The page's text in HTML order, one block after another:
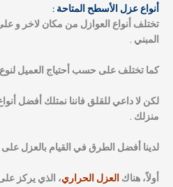
أنواع عزل الأسطح المتاحة :
تختلف أنواع العوازل من مكان لاخر و
المبني .
كما تختلف على حسب أحتياج العميل
لكن لا داعي للقلق فاننا نمتلك أفضل
منزلك .
لدينا أفضل الطرق في القيام بالعزل
أولاً، هناكالعزل الحراري، الذي يركز